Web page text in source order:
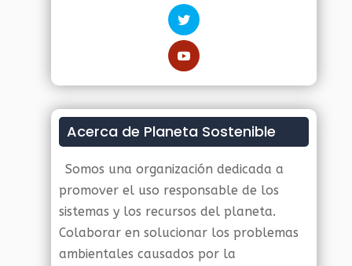
Acerca de Planeta Sostenible
Somos una organización dedicada a
promover el uso responsable de los
sistemas y los recursos del planeta.
Colaborar en solucionar los problemas
ambientales causados por la